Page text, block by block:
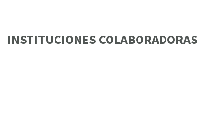
INSTITUCIONES COLABORADORAS